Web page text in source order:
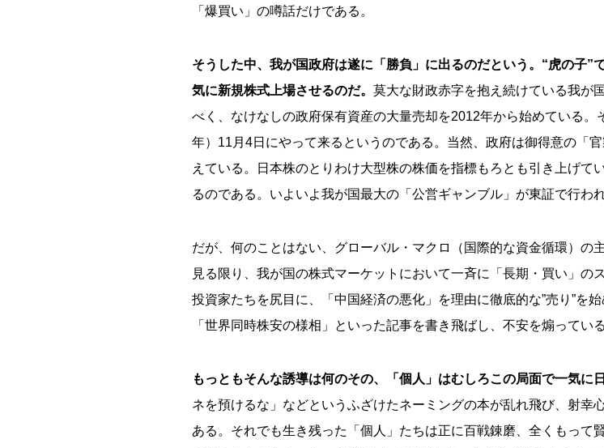
「爆買い」の噂話だけである。
そうした中、我が国政府は遂に「勝負」に出るのだという。“虎の子”
気に新規株式上場させるのだ。 莫大な財政赤字を抱え続けている我が
べく、なけなしの政府保有資産の大量売却を2012年から始めている
年）11月4日にやって来るというのである。当然、政府は御得意の「
えている。日本株のとりわけ大型株の株価を指標もろとも引き上げて
るのである。いよいよ我が国最大の「公営ギャンブル」が東証で行わ
だが、何のことはない、グローバル・マクロ（国際的な資金循環）の
見る限り、我が国の株式マーケットにおいて一斉に「長期・買い」の
投資家たちを尻目に、「中国経済の悪化」を理由に徹底的な”売り”を
「世界同時株安の様相」といった記事を書き飛ばし、不安を煽っている
もっともそんな誘導は何のその、「個人」はむしろこの局面で一気に
ネを預けるな」などというふざけたネーミングの本が乱れ飛び、射幸
ある。それでも生き残った「個人」たちは正に百戦錬磨、全くもって